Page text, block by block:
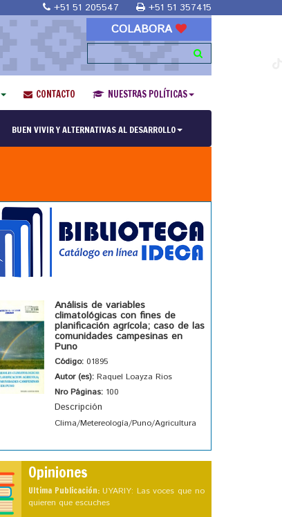
+51 51 205547 +51 51 357415
COLABORA
CONTACTO NUESTRAS POLÍTICAS
BUEN VIVIR Y ALTERNATIVAS AL DESARROLLO
Análisis de variables
climatológicas con fines de
planificación agrícola; caso de las
comunidades campesinas en
Puno
Código: 01895
Autor (es): Raquel Loayza Rios
Nro Páginas: 100
Descripción
Clima/Metereología/Puno/Agricultura
Opiniones
Ultima Publicación: UYARIY: Las voces que no
quieren que escuches